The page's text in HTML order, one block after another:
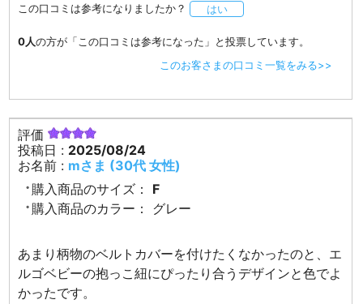
この口コミは参考になりましたか？ はい
0人の方が「この口コミは参考になった」と投票しています。
このお客さまの口コミ一覧をみる>>
評価
投稿日 : 2025/08/24
お名前 : mさま (30代 女性)
購入商品のサイズ：
F
購入商品のカラー：
グレー
あまり柄物のベルトカバーを付けたくなかったのと、エ
ルゴベビーの抱っこ紐にぴったり合うデザインと色でよ
かったです。